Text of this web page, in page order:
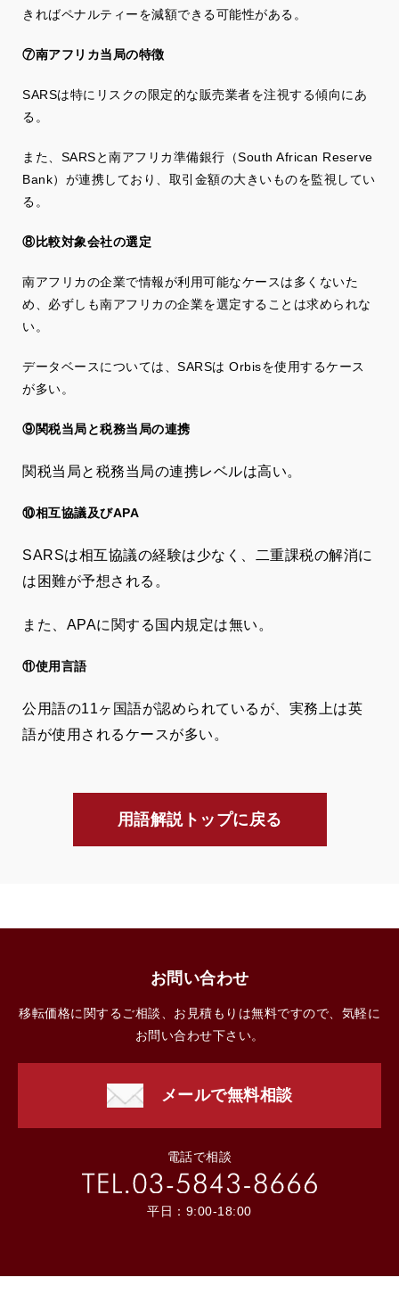
きればペナルティーを減額できる可能性がある。
⑦南アフリカ当局の特徴
SARSは特にリスクの限定的な販売業者を注視する傾向にあ
る。
また、SARSと南アフリカ準備銀行（South African Reserve
Bank）が連携しており、取引金額の大きいものを監視してい
る。
⑧比較対象会社の選定
南アフリカの企業で情報が利用可能なケースは多くないた
め、必ずしも南アフリカの企業を選定することは求められな
い。
データベースについては、SARSは Orbisを使用するケース
が多い。
⑨関税当局と税務当局の連携
関税当局と税務当局の連携レベルは高い。
⑩相互協議及びAPA
SARSは相互協議の経験は少なく、二重課税の解消に
は困難が予想される。
また、APAに関する国内規定は無い。
⑪使用言語
公用語の11ヶ国語が認められているが、実務上は英
語が使用されるケースが多い。
用語解説トップに戻る
お問い合わせ
移転価格に関するご相談、お見積もりは無料ですので、気軽に
お問い合わせ下さい。
メールで無料相談
電話で相談
平日：9:00-18:00